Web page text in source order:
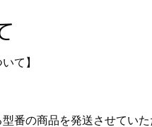
て】
番の商品を発送させていた